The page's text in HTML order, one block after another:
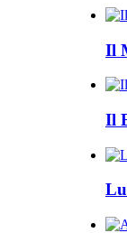
Il
Il